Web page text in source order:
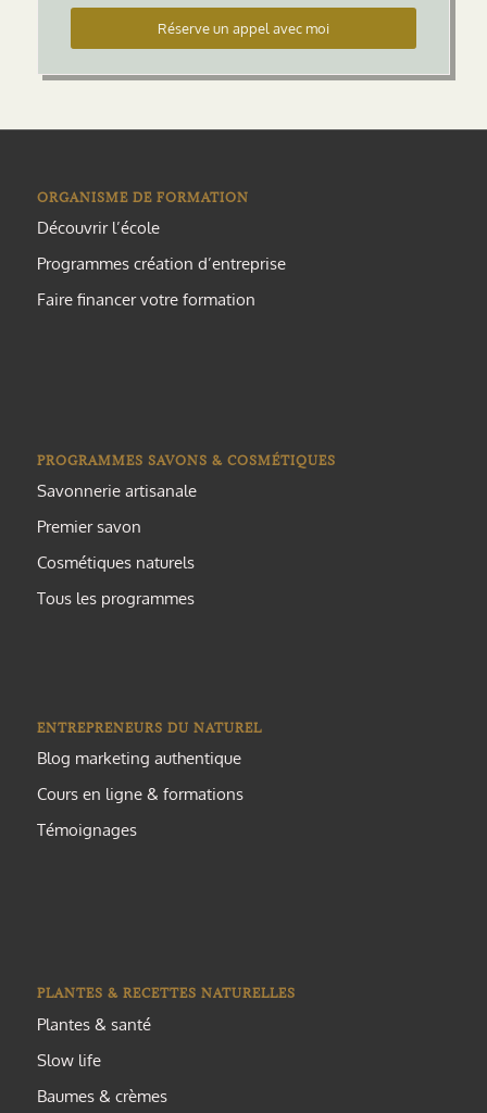
Réserve un appel avec moi
ORGANISME DE FORMATION
Découvrir l’école
Programmes création d’entreprise
Faire financer votre formation
PROGRAMMES SAVONS & COSMÉTIQUES
Savonnerie artisanale
Premier savon
Cosmétiques naturels
Tous les programmes
ENTREPRENEURS DU NATUREL
Blog marketing authentique
Cours en ligne & formations
Témoignages
PLANTES & RECETTES NATURELLES
Plantes & santé
Slow life
Baumes & crèmes